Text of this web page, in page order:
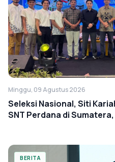
Minggu, 09 Agustus 2026
Seleksi Nasional, Siti
SNT Perdana di
BERITA